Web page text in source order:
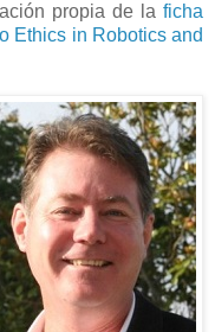
propia de la ficha
Ethics in Robotics and